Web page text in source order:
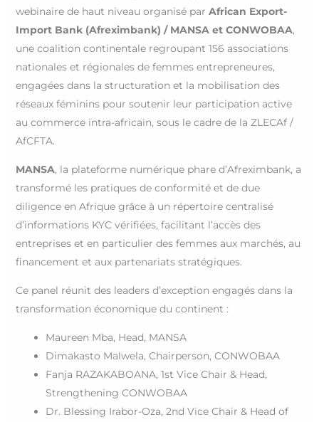
webinaire de haut niveau organisé par African Export-
Import Bank (Afreximbank) / MANSA et CONWOBAA,
une coalition continentale regroupant 156 associations
nationales et régionales de femmes entrepreneures,
engagées dans la structuration et la mobilisation des
réseaux féminins pour soutenir leur participation active
au commerce intra-africain, sous le cadre de la ZLECAf /
AfCFTA.
MANSA, la plateforme numérique phare d’Afreximbank, a
transformé les pratiques de conformité et de due
diligence en Afrique grâce à un répertoire centralisé
d’informations KYC vérifiées, facilitant l’accès des
entreprises et en particulier des femmes aux marchés, au
financement et aux partenariats stratégiques.
Ce panel réunit des leaders d’exception engagés dans la
transformation économique du continent :
Maureen Mba, Head, MANSA
Dimakasto Malwela, Chairperson, CONWOBAA
Fanja RAZAKABOANA, 1st Vice Chair & Head,
Strengthening CONWOBAA
Dr. Blessing Irabor-Oza, 2nd Vice Chair & Head of